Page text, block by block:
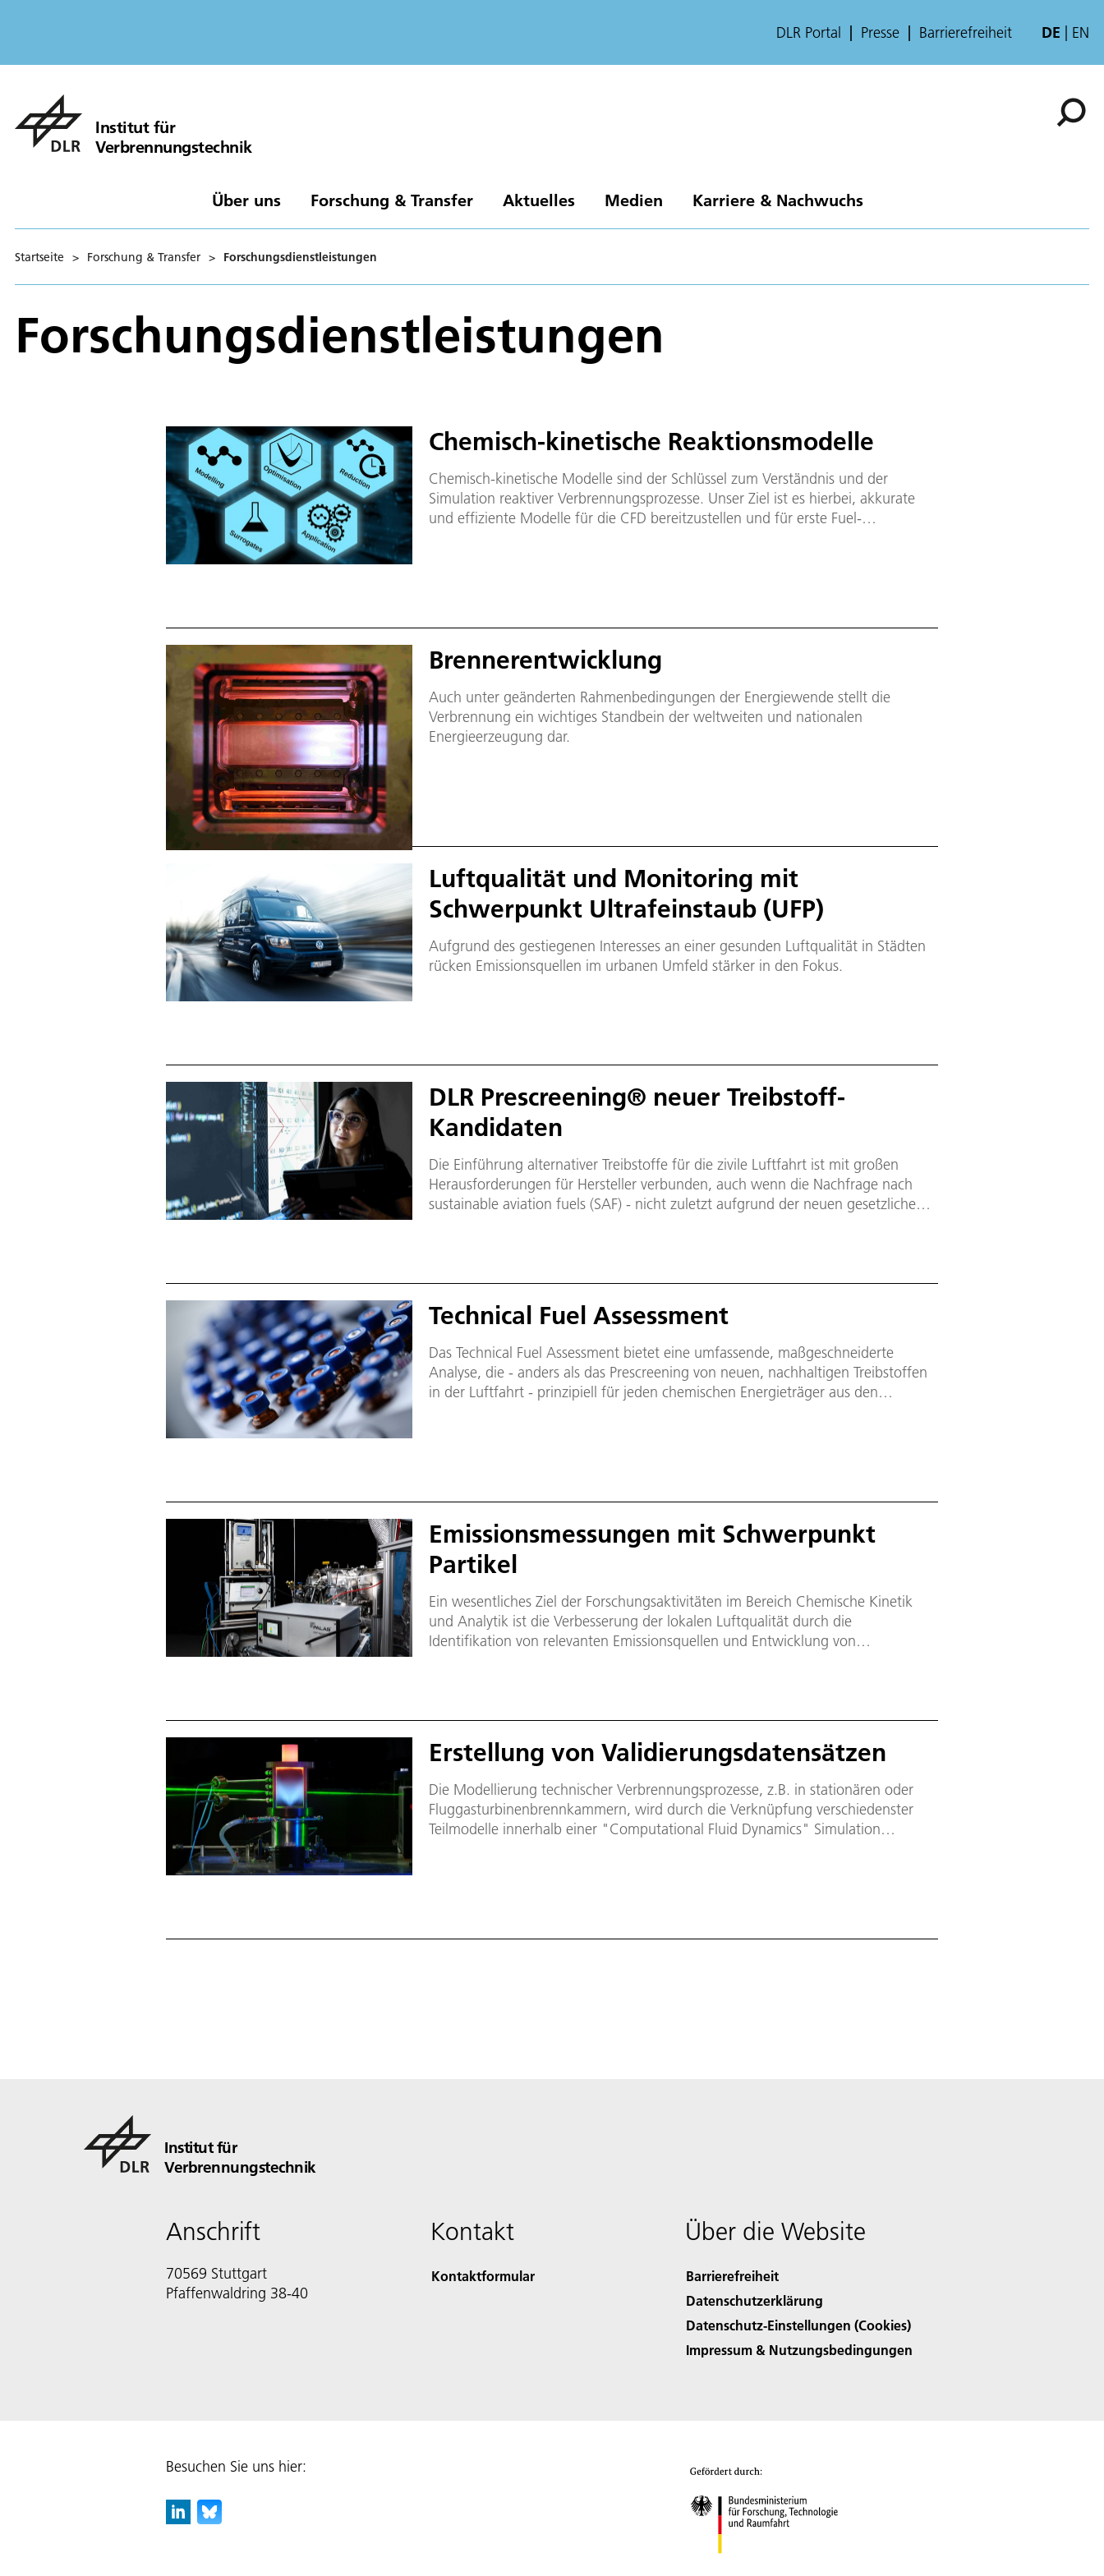
DLR Portal Presse Barrierefreiheit DE EN
Institut für
Verbrennungstechnik
Über uns Forschung & Transfer Aktuelles Medien Karriere & Nachwuchs
Startseite > Forschung & Transfer > Forschungsdienstleistungen
Forschungsdienstleistungen
Chemisch-kinetische Reaktionsmodelle
Chemisch-kinetische Modelle sind der Schlüssel zum Verständnis und der
Simulation reaktiver Verbrennungsprozesse. Unser Ziel ist es hierbei, akkurate
und effiziente Modelle für die CFD bereitzustellen und für erste Fuel-
Brennerentwicklung
Auch unter geänderten Rahmenbedingungen der Energiewende stellt die
Verbrennung ein wichtiges Standbein der weltweiten und nationalen
Energieerzeugung dar.
Luftqualität und Monitoring mit
Schwerpunkt Ultrafeinstaub (UFP)
Aufgrund des gestiegenen Interesses an einer gesunden Luftqualität in Städten
rücken Emissionsquellen im urbanen Umfeld stärker in den Fokus.
DLR Prescreening® neuer Treibstoff-
Kandidaten
Die Einführung alternativer Treibstoffe für die zivile Luftfahrt ist mit großen
Herausforderungen für Hersteller verbunden, auch wenn die Nachfrage nach
sustainable aviation fuels (SAF) - nicht zuletzt aufgrund der neuen gesetzlichen
Technical Fuel Assessment
Das Technical Fuel Assessment bietet eine umfassende, maßgeschneiderte
Analyse, die - anders als das Prescreening von neuen, nachhaltigen Treibstoffen
in der Luftfahrt - prinzipiell für jeden chemischen Energieträger aus den
Emissionsmessungen mit Schwerpunkt
Partikel
Ein wesentliches Ziel der Forschungsaktivitäten im Bereich Chemische Kinetik
und Analytik ist die Verbesserung der lokalen Luftqualität durch die
Identifikation von relevanten Emissionsquellen und Entwicklung von
Erstellung von Validierungsdatensätzen
Die Modellierung technischer Verbrennungsprozesse, z.B. in stationären oder
Fluggasturbinenbrennkammern, wird durch die Verknüpfung verschiedenster
Teilmodelle innerhalb einer "Computational Fluid Dynamics" Simulation
Institut für
Verbrennungstechnik
Anschrift
70569 Stuttgart
Pfaffenwaldring 38-40
Kontakt
Kontaktformular
Über die Website
Barrierefreiheit
Datenschutzerklärung
Datenschutz-Einstellungen (Cookies)
Impressum & Nutzungsbedingungen
Besuchen Sie uns hier: